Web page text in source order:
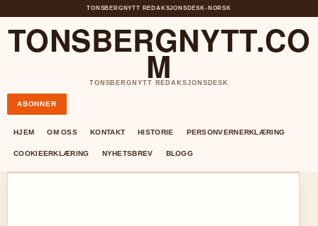
TONSBERGNYTT REDAKSJONSDESK• NORSK
TONSBERGNYTT.CO
M
TONSBERGNYTT REDAKSJONSDESK
ABONNER
HJEM OM OSS KONTAKT HISTORIE PERSONVERNERKLÆRING
COOKIEERKLÆRING NYHETSBREV BLOGG